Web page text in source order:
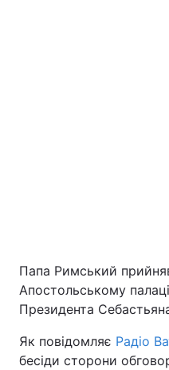
Київ
Дніпро
Одеса
Папа Римський
Апостольському
Президента
Як повідомляє Радіо
бесіди сторони